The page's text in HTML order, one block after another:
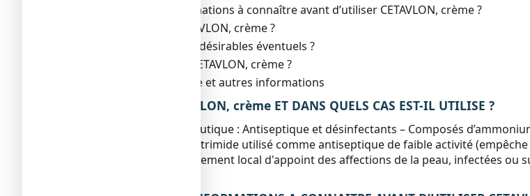
2. Quelles sont les informations à connaître avant d’utiliser CETAVLON, crème ?
3. Comment utiliser CETAVLON, crème ?
4. Quels sont les effets indésirables éventuels ?
5. Comment conserver CETAVLON, crème ?
6. Contenu de l’emballage et autres informations
1. QU’EST-CE QUE CETAVLON, crème ET DANS QUELS CAS EST-IL UTILISE ?
Classe pharmacothérapeutique : Antiseptique et désinfectants – Composés
CETAVLON contient du cétrimide utilisé comme antiseptique de faible activité
Il est indiqué dans le traitement local d'appoint des affections de la peau, infectées ou